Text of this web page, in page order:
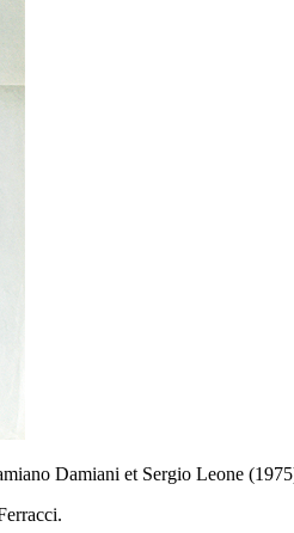
Damiani et Sergio Leone